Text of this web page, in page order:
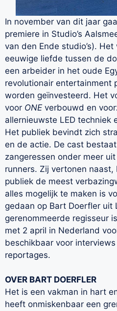
In november van dit jaar
premiere in Studio’s
van den Ende studio’s).
eeuwige liefde tussen de
een arbeider in het oude
revolutionair entertainment
worden geïnvesteerd. Het
voor ONE verbouwd en
allernieuwste LED techniek
Het publiek bevindt zich
en de actie. De cast
zangeressen onder meer
runners. Zij vertonen
publiek de meest
alles mogelijk te maken is
gedaan op Bart Doerfler uit
gerenommeerde regisseur
met 2 april in Nederland
beschikbaar voor
reportages.
OVER BART DOERFLER
Het is een vakman in hart
heeft onmiskenbaar een